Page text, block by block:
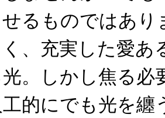
るものではあり
く、充実した愛あ
。しかし焦る必
的にでも光を纏